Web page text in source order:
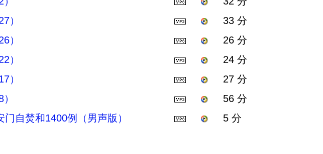
）
33 分
）
26 分
）
24 分
）
27 分
56 分
自焚和1400例（男声版）
5 分